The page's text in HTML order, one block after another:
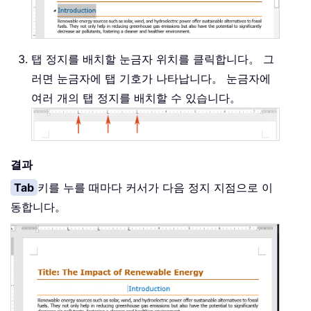
탭 정지를 배치할 눈금자 위치를 클릭합니다。 그
러면 눈금자에 탭 기호가 나타납니다。 눈금자에
여러 개의 탭 정지를 배치할 수 있습니다。
결과
Tab 키를 누를 때마다 커서가 다음 정지 지점으로 이
동합니다。